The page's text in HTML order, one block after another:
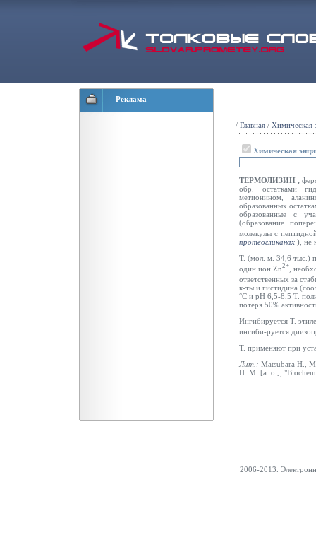
Реклама
/ Главная / Химическая
Химическая
ТЕРМОЛИЗИН ,
обр. остатками
метионином,
образованных
образованные с
(образование
молекулы с
протеогликанах ), не
Т. (мол. м. 34,6 тыс.)
один ион Zn2+ ,
ответственных за
к-ты и гистидина
°С и рН 6,5-8,5 Т.
потеря 50%
Ингибируется Т.
ингиби-руется
Т. применяют при
Лит.: Matsubara H.,
H. M. [a. o.],
2006-2013.